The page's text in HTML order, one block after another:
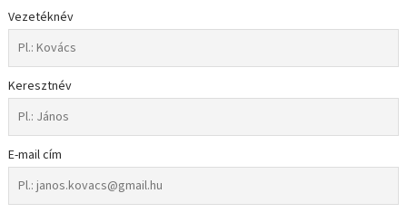
Vezetéknév
Keresztnév
E-mail cím